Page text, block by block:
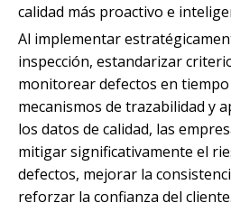
calidad más proactivo e
Al implementar
inspección, estandarizar
monitorear defectos en
mecanismos de trazabilidad y
los datos de calidad, las
mitigar significativamente el
defectos, mejorar la
reforzar la confianza del cliente.